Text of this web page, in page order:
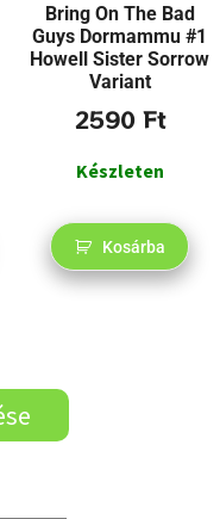
Bring On The Bad
Guys Dormammu #1
Howell Sister Sorrow
Variant
2590Ft
Készleten
Kosárba